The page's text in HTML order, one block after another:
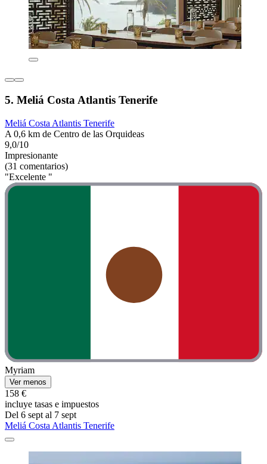
5. Meliá Costa Atlantis Tenerife
Meliá Costa Atlantis Tenerife
A 0,6 km de Centro de las Orquideas
9,0/10
Impresionante
(31 comentarios)
"Excelente "
Myriam
Ver menos
158 €
incluye tasas e impuestos
Del 6 sept al 7 sept
Meliá Costa Atlantis Tenerife